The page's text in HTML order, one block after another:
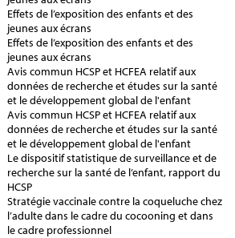
Effets de l’exposition des enfants et des
jeunes aux écrans
Effets de l’exposition des enfants et des
jeunes aux écrans
Avis commun HCSP et HCFEA relatif aux
données de recherche et études sur la santé
et le développement global de l'enfant
Avis commun HCSP et HCFEA relatif aux
données de recherche et études sur la santé
et le développement global de l'enfant
Le dispositif statistique de surveillance et de
recherche sur la santé de l’enfant, rapport du
HCSP
Stratégie vaccinale contre la coqueluche chez
l’adulte dans le cadre du cocooning et dans
le cadre professionnel